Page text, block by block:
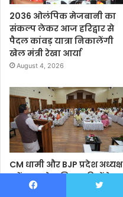
2036 ओलंपिक मेजबानी का
संकल्प लेकर आज हरिद्वार से
पैदल कांवड़ यात्रा निकालेंगी
खेल मंत्री रेखा आर्या
August 4, 2026
CM धामी और BJP प्रदेश अध्यक्ष
महेंद्र भट्ट ने दायित्वधारियों के
साथ किया संवाद, दिया यह